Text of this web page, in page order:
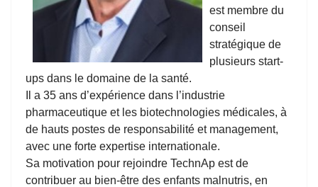
est membre du
conseil
stratégique de
plusieurs start-
ups dans le domaine de la santé.
Il a 35 ans d’expérience dans l’industrie
pharmaceutique et les biotechnologies médicales, à
de hauts postes de responsabilité et management,
avec une forte expertise internationale.
Sa motivation pour rejoindre TechnAp est de
contribuer au bien-être des enfants malnutris, en